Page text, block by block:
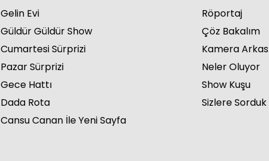
Gelin Evi
Güldür Güldür Show
Cumartesi Sürprizi
Pazar Sürprizi
Gece Hattı
Dada Rota
Cansu Canan İle Yeni Sayfa
Röportaj
Çöz Bakalım
Kamera
Neler Oluyor
Show Kuşu
Sizlere Sorduk